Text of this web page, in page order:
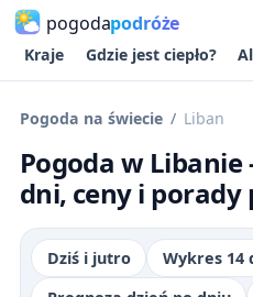
pogodapodróże
Kraje Gdzie jest ciepło?
Pogoda na świecie Liban
Pogoda w Libanie
dni, ceny i porady
Dziś i jutro
Wykres 14